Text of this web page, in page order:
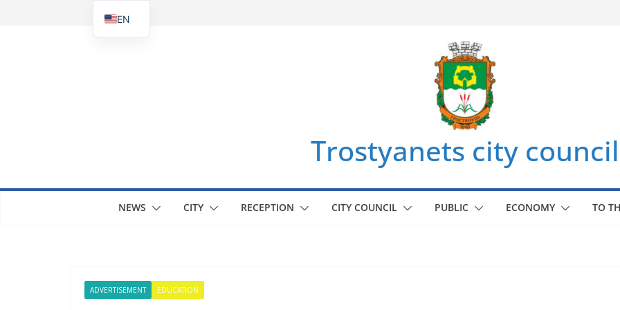
Trostyanets city council
NEWS CITY RECEPTION CITY COUNCIL PUBLIC ECONOMY TO
ADVERTISEMENT EDUCATION
EN